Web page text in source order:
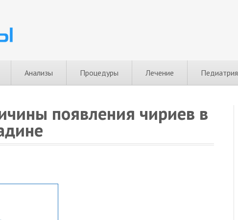
Анализы Процедуры Лечение Педиатрия
появления чириев в